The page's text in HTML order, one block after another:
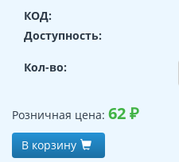
КОД:
Доступность:
Кол-во:
Розничная цена: 62₽
В корзину